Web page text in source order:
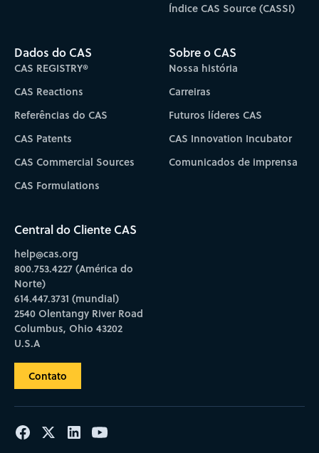
Índice CAS Source (CASSI)
Dados do CAS
CAS REGISTRY®
CAS Reactions
Referências do CAS
CAS Patents
CAS Commercial Sources
CAS Formulations
Sobre o CAS
Nossa história
Carreiras
Futuros líderes CAS
CAS Innovation Incubator
Comunicados de imprensa
Central do Cliente CAS
help@cas.org
800.753.4227 (América do
Norte)
614.447.3731 (mundial)
2540 Olentangy River Road
Columbus, Ohio 43202
U.S.A
Contato